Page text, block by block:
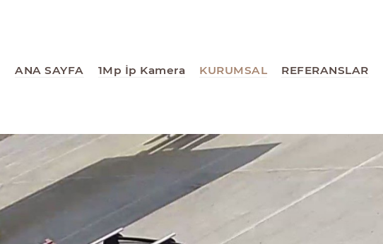
ANA SAYFA 1Mp İp Kamera KURUMSAL REFERANSLAR